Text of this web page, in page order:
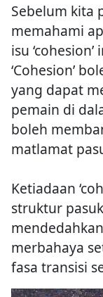
Sebelum kita
memahami
isu
‘Cohesion’
yang dapat
pemain di
boleh
matlamat
Ketiadaan
struktur
merbahaya
fasa transisi